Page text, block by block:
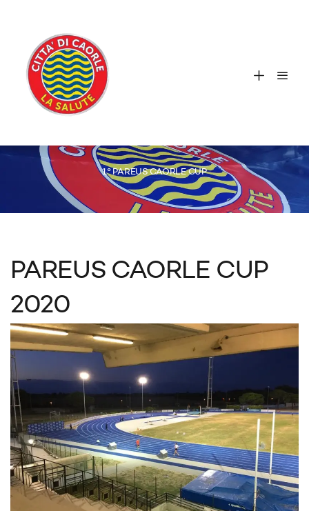
1° PAREUS CAORLE CUP
PAREUS CAORLE CUP
2020